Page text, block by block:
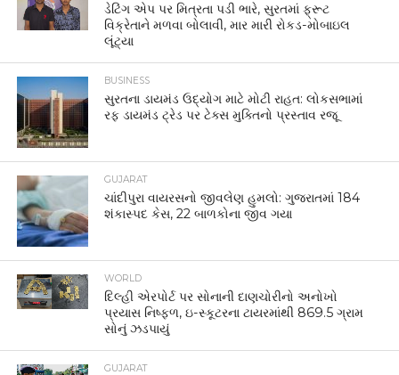
ડેટિંગ એપ પર મિત્રતા પડી ભારે, સુરતમાં ફ્રૂટ
વિક્રેતાને મળવા બોલાવી, માર મારી રોકડ-મોબાઇલ
લૂંટ્યા
BUSINESS
સુરતના ડાયમંડ ઉદ્યોગ માટે મોટી રાહત: લોકસભામાં
રફ ડાયમંડ ટ્રેડ પર ટેક્સ મુક્તિનો પ્રસ્તાવ રજૂ
GUJARAT
ચાંદીપુરા વાયરસનો જીવલેણ હુમલો: ગુજરાતમાં 184
શંકાસ્પદ કેસ, 22 બાળકોના જીવ ગયા
WORLD
દિલ્હી એરપોર્ટ પર સોનાની દાણચોરીનો અનોખો
પ્રયાસ નિષ્ફળ, ઇ-સ્કૂટરના ટાયરમાંથી 869.5 ગ્રામ
સોનું ઝડપાયું
GUJARAT